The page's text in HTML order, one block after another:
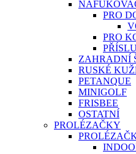
PRO
PRO
ZAHRADNÍ
RUSKÉ
PETANQUE
MINIGOLF
FRISBEE
OSTATNÍ
PROLÉZAČKY